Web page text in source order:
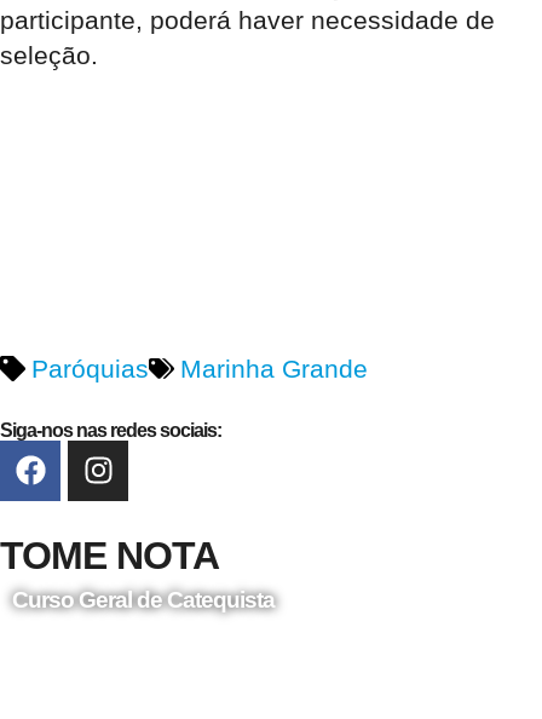
participante, poderá haver necessidade de
seleção.
Paróquias Marinha Grande
Siga-nos nas redes sociais:
TOME NOTA
Curso Geral de Catequista